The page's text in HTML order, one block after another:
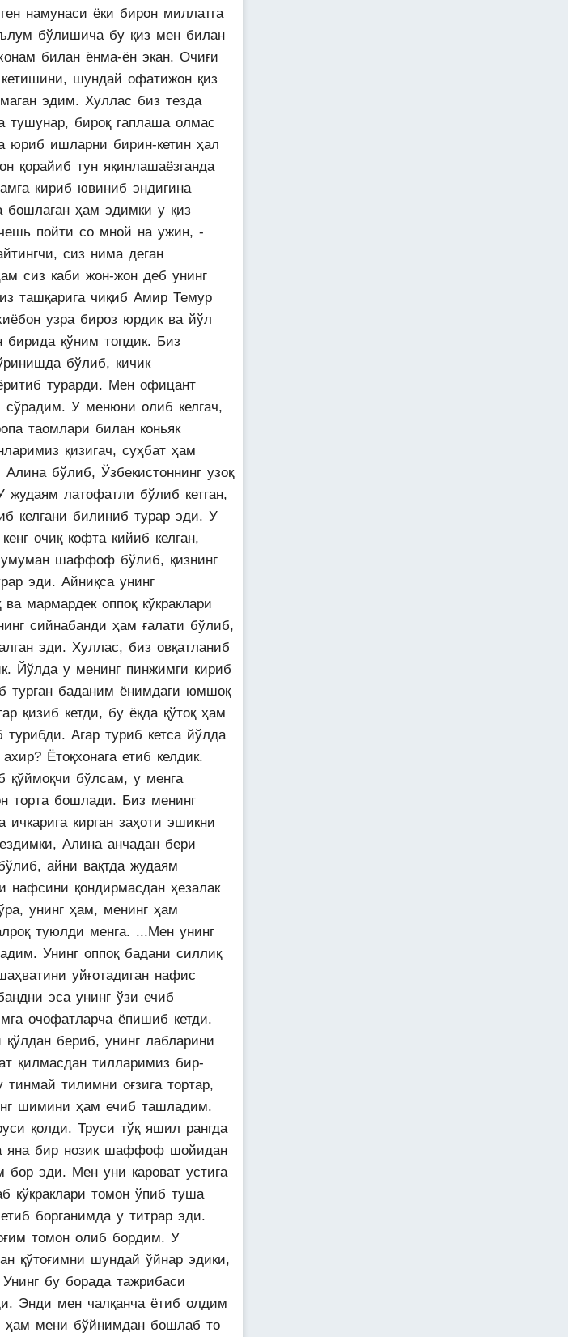
намунаси ёки бирон миллатга
бўлишича бу қиз мен билан
билан ёнма-ён экан. Очиғи
шундай офатижон қиз
эдим. Хуллас биз тезда
тушунар, бироқ гаплаша олмас
юриб ишларни бирин-кетин ҳал
қорайиб тун яқинлашаёзганда
кириб ювиниб эндигина
бошлаган ҳам эдимки у қиз
пойти со мной на ужин, -
сиз нима деган
сиз каби жон-жон деб унинг
ташқарига чиқиб Амир Темур
узра бироз юрдик ва йўл
бирида қўним топдик. Биз
бўлиб, кичик
турарди. Мен офицант
сўрадим. У менюни олиб келгач,
таомлари билан коньяк
қизигач, суҳбат ҳам
бўлиб, Ўзбекистоннинг узоқ
жудаям латофатли бўлиб кетган,
келгани билиниб турар эди. У
очиқ кофта кийиб келган,
умуман шаффоф бўлиб, қизнинг
эди. Айниқса унинг
мармардек оппоқ кўкраклари
сийнабанди ҳам ғалати бўлиб,
эди. Хуллас, биз овқатланиб
Йўлда у менинг пинжимги кириб
турган баданим ёнимдаги юмшоқ
қизиб кетди, бу ёқда қўтоқ ҳам
турибди. Агар туриб кетса йўлда
Ётоқхонага етиб келдик.
қўймоқчи бўлсам, у менга
торта бошлади. Биз менинг
кирган заҳоти эшикни
Алина анчадан бери
айни вақтда жудаям
нафсини қондирмасдан ҳезалак
унинг ҳам, менинг ҳам
туюлди менга. ...Мен унинг
Унинг оппоқ бадани силлиқ
уйғотадиган нафис
эса унинг ўзи ечиб
очофатларча ёпишиб кетди.
бериб, унинг лабларини
қилмасдан тилларимиз бир-
тилимни оғзига тортар,
шимини ҳам ечиб ташладим.
қолди. Труси тўқ яшил рангда
яна бир нозик шаффоф шойидан
бор эди. Мен уни кароват устига
кўкраклари томон ўпиб туша
борганимда у титрар эди.
томон олиб бордим. У
қўтоғимни шундай ўйнар эдики,
бу борада тажрибаси
Энди мен чалқанча ётиб олдим
ҳам мени бўйнимдан бошлаб то